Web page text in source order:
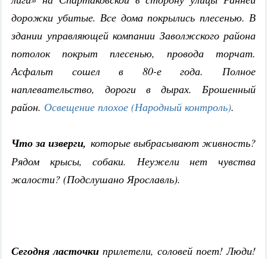
дорожки убитые. Все дома покрылись плесенью. В
здании управляющей компании Заволжского района
потолок покрыт плесенью, провода торчат.
Асфальт сошел в 80-е года. Полное
наплевательство, дороги в дырах. Брошенный
район. Освещение плохое (Народный контроль).
Что за изверги, которые выбрасывают живность?
Рядом крысы, собаки. Неужели нет чувства
жалости? (Подслушано Ярославль).
Сегодня ласточки прилетели, соловей поет! Люди!